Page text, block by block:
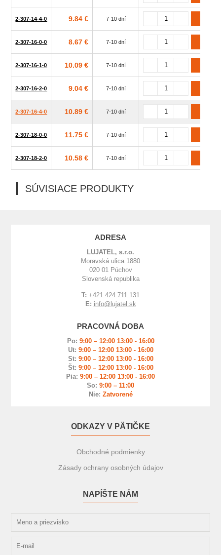
2-307-14-4-0 9.84 € 7-10 dní
2-307-16-0-0 8.67 € 7-10 dní
2-307-16-1-0 10.09 € 7-10 dní
2-307-16-2-0 9.04 € 7-10 dní
2-307-16-4-0 10.89 € 7-10 dní
2-307-18-0-0 11.75 € 7-10 dní
2-307-18-2-0 10.58 € 7-10 dní
SÚVISIACE PRODUKTY
ADRESA
LUJATEL, s.r.o.
Moravská ulica 1880
020 01 Púchov
Slovenská republika
T: +421 424 711 131
E: info@lujatel.sk
PRACOVNÁ DOBA
Po: 9:00 – 12:00 13:00 - 16:00
Ut: 9:00 – 12:00 13:00 - 16:00
St: 9:00 – 12:00 13:00 - 16:00
Št: 9:00 – 12:00 13:00 - 16:00
Pia: 9:00 – 12:00 13:00 - 16:00
So: 9:00 – 11:00
Nie: Zatvorené
ODKAZY V PÄTIČKE
Obchodné podmienky
Zásady ochrany osobných údajov
NAPÍŠTE NÁM